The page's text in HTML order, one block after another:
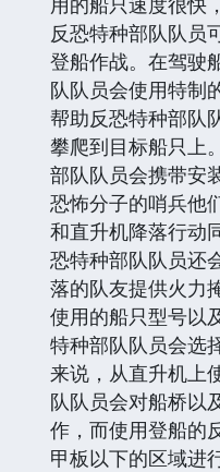
反恐特种部队队员
登船作战。在驾驶
队队员会使用特制
帮助反恐特种部队
攀爬到目标船只上
部队队员会携带安
恐怖分子的哨兵他
和直升机降落行动
恐特种部队队员还
落的队友提供火力
使用的船只型号以
特种部队队员会选
来说，从直升机上
队队员会对船桥以
作，而使用登船的
甲板以下的区域进